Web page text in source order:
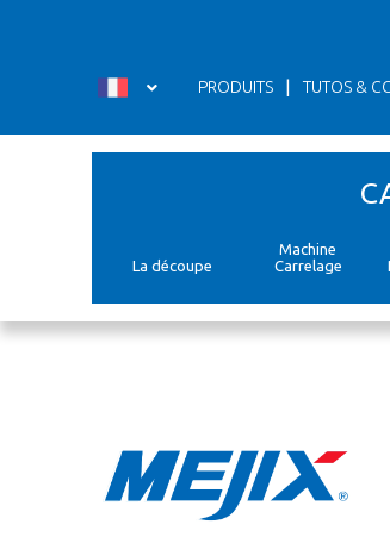
PRODUITS | TUTOS &
La découpe
Machine
Carrelage